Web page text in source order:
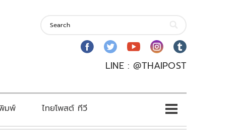
LINE : @THAIPOST
มพ์ ไทยโพสต์ ทีวี